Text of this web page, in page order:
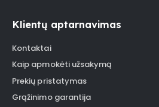
Klientų aptarnavimas
Kontaktai
Kaip apmokėti užsakymą
Prekių pristatymas
Grąžinimo garantija